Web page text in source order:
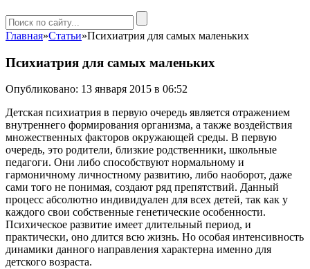
Главная»Статьи»Психиатрия для самых маленьких
Психиатрия для самых маленьких
Опубликовано: 13 января 2015 в 06:52
Детская психиатрия в первую очередь является отражением
внутреннего формирования организма, а также воздействия
множественных факторов окружающей среды. В первую
очередь, это родители, близкие родственники, школьные
педагоги. Они либо способствуют нормальному и
гармоничному личностному развитию, либо наоборот, даже
сами того не понимая, создают ряд препятствий. Данный
процесс абсолютно индивидуален для всех детей, так как у
каждого свои собственные генетические особенности.
Психическое развитие имеет длительный период, и
практически, оно длится всю жизнь. Но особая интенсивность
динамики данного направления характерна именно для
детского возраста.